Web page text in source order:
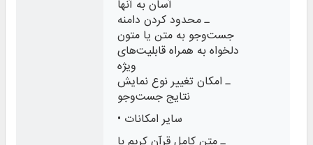
ـ محدود کردن دامنه
جست‌وجو به متن یا متون
دلخواه به همراه قابلیت‌های
ـ امکان تغییر نوع نمایش
نتایج جست‌وجو
• سایر امکانات